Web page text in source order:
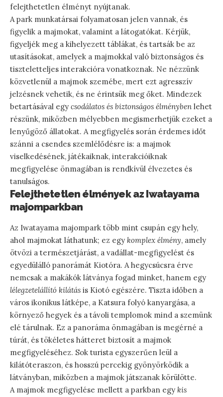
felejthetetlen élményt nyújtanak.
A park munkatársai folyamatosan jelen vannak, és
figyelik a majmokat, valamint a látogatókat. Kérjük,
figyeljék meg a kihelyezett táblákat, és tartsák be az
utasításokat, amelyek a majmokkal való biztonságos és
tiszteletteljes interakcióra vonatkoznak. Ne nézzünk
közvetlenül a majmok szemébe, mert ezt agresszív
jelzésnek vehetik, és ne érintsük meg őket. Mindezek
betartásával egy csodálatos és biztonságos élményben lehet
részünk, miközben mélyebben megismerhetjük ezeket a
lenyűgöző állatokat. A megfigyelés során érdemes időt
szánni a csendes szemlélődésre is: a majmok
viselkedésének, játékaiknak, interakcióiknak
megfigyelése önmagában is rendkívül élvezetes és
tanulságos.
Felejthetetlen élmények az Iwatayama
majomparkban
Az Iwatayama majompark több mint csupán egy hely,
ahol majmokat láthatunk; ez egy komplex élmény, amely
ötvözi a természetjárást, a vadállat-megfigyelést és
egyedülálló panorámát Kiotóra. A hegycsúcsra érve
nemcsak a makákók látványa fogad minket, hanem egy
lélegzetelállító kilátás is Kiotó egészére. Tiszta időben a
város ikonikus látképe, a Katsura folyó kanyargása, a
környező hegyek és a távoli templomok mind a szemünk
elé tárulnak. Ez a panoráma önmagában is megérné a
túrát, és tökéletes hátteret biztosít a majmok
megfigyeléséhez. Sok turista egyszerűen leül a
kilátóteraszon, és hosszú percekig gyönyörködik a
látványban, miközben a majmok játszanak körülötte.
A majmok megfigyelése mellett a parkban egy kis